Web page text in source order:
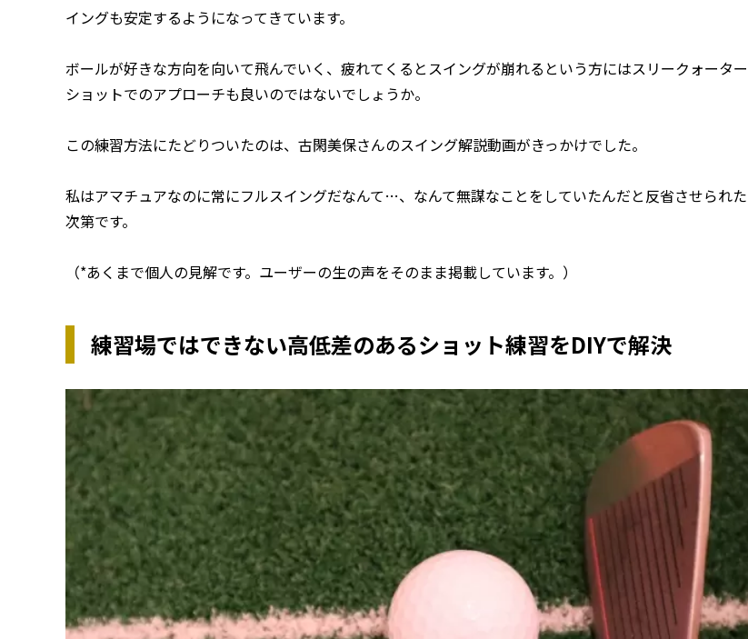
イングも安定するようになってきています。
ボールが好きな方向を向いて飛んでいく、疲れてくるとスイングが崩れるという方にはスリークォーター
ショットでのアプローチも良いのではないでしょうか。
この練習方法にたどりついたのは、古閑美保さんのスイング解説動画がきっかけでした。
私はアマチュアなのに常にフルスイングだなんて…、なんて無謀なことをしていたんだと反省させられた
次第です。
（*あくまで個人の見解です。ユーザーの生の声をそのまま掲載しています。）
練習場ではできない高低差のあるショット練習をDIYで解決